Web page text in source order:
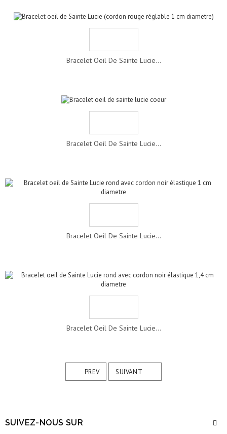
Bracelet Oeil De Sainte Lucie...
Bracelet Oeil De Sainte Lucie...
Bracelet Oeil De Sainte Lucie...
Bracelet Oeil De Sainte Lucie...
PREV SUIVANT
SUIVEZ-NOUS SUR